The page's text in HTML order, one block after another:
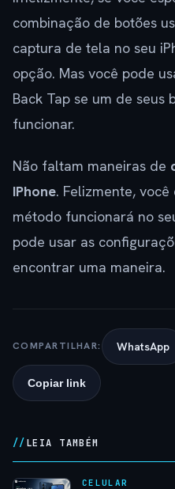
combinação de botões
captura de tela no seu
opção. Mas você pode
Back Tap se um de seus
funcionar.
Não faltam maneiras de
IPhone. Felizmente,
método funcionará no
pode usar as
encontrar uma maneira.
COMPARTILHAR: WhatsApp
Copiar link
LEIA TAMBÉM
CELULAR